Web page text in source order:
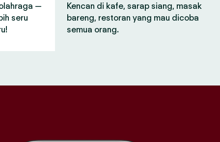
—
seru
Kencan di kafe, sarap siang, masak
bareng, restoran yang mau dicoba
semua orang.